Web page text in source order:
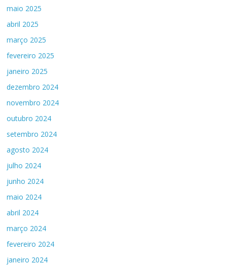
maio 2025
abril 2025
março 2025
fevereiro 2025
janeiro 2025
dezembro 2024
novembro 2024
outubro 2024
setembro 2024
agosto 2024
julho 2024
junho 2024
maio 2024
abril 2024
março 2024
fevereiro 2024
janeiro 2024